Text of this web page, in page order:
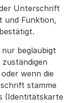
Unterschrift
und Funktion,
beglaubigt
wenn die
stamme
(Identitätskarte